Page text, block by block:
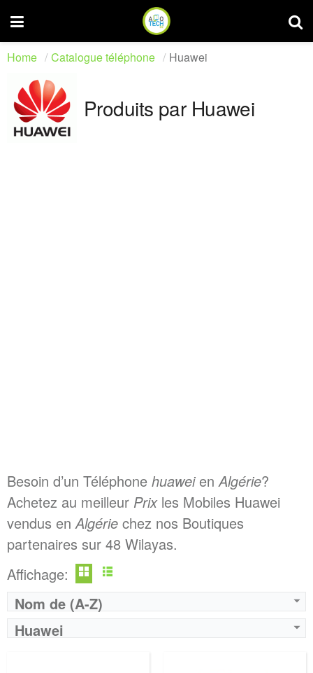
Home Catalogue téléphone Huawei
Produits par Huawei
Besoin d’un Téléphone huawei enAlgérie?
Achetez au meilleur Prixles Mobiles Huawei
vendus enAlgérie chez nos Boutiques
partenaires sur 48 Wilayas.
Affichage:
Nom de (A-Z)
Huawei